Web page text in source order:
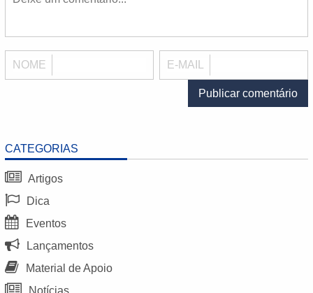
CATEGORIAS
Artigos
Dica
Eventos
Lançamentos
Material de Apoio
Notícias
NOME E-MAIL